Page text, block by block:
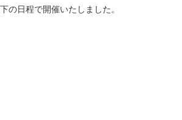
の日程で開催いたしました。